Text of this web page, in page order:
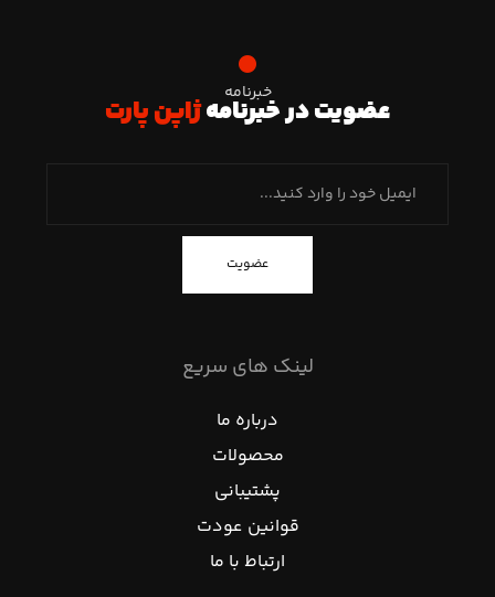
خبرنامه
عضویت در خبرنامهژاپن پارت
عضویت
لینک های سریع
درباره ما
محصولات
پشتیبانی
قوانین عودت
ارتباط با ما